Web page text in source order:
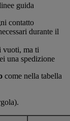
guida
contatto
durante il
vuoti, ma ti
una spedizione
come nella tabella